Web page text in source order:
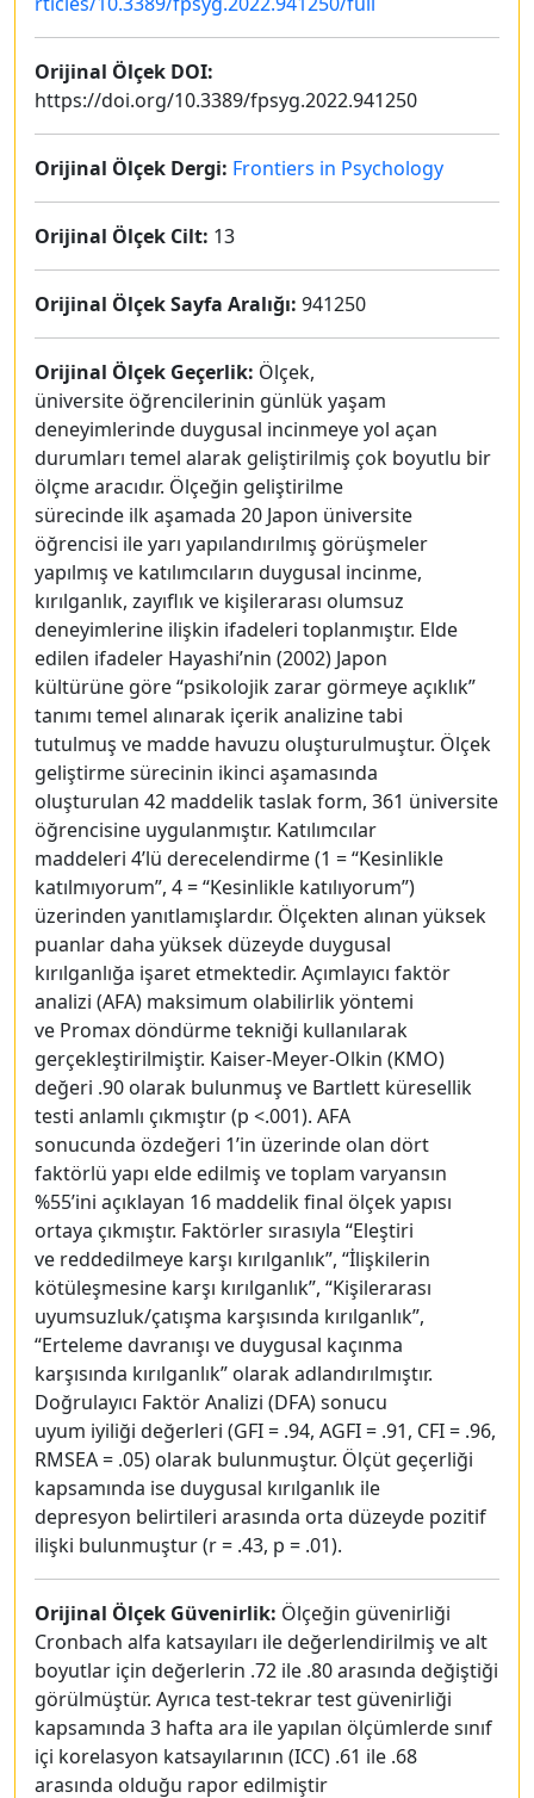
Orijinal Ölçek DOI:
https://doi.org/10.3389/fpsyg.2022.941250
Orijinal Ölçek Dergi: Frontiers in Psychology
Orijinal Ölçek Cilt: 13
Orijinal Ölçek Sayfa Aralığı: 941250
Orijinal Ölçek Geçerlik: Ölçek,
üniversite öğrencilerinin günlük yaşam
deneyimlerinde duygusal incinmeye yol açan
durumları temel alarak geliştirilmiş çok boyutlu bir
ölçme aracıdır. Ölçeğin geliştirilme
sürecinde ilk aşamada 20 Japon üniversite
öğrencisi ile yarı yapılandırılmış görüşmeler
yapılmış ve katılımcıların duygusal incinme,
kırılganlık, zayıflık ve kişilerarası olumsuz
deneyimlerine ilişkin ifadeleri toplanmıştır. Elde
edilen ifadeler Hayashi’nin (2002) Japon
kültürüne göre “psikolojik zarar görmeye açıklık”
tanımı temel alınarak içerik analizine tabi
tutulmuş ve madde havuzu oluşturulmuştur. Ölçek
geliştirme sürecinin ikinci aşamasında
oluşturulan 42 maddelik taslak form, 361 üniversite
öğrencisine uygulanmıştır. Katılımcılar
maddeleri 4’lü derecelendirme (1 = “Kesinlikle
katılmıyorum”, 4 = “Kesinlikle katılıyorum”)
üzerinden yanıtlamışlardır. Ölçekten alınan yüksek
puanlar daha yüksek düzeyde duygusal
kırılganlığa işaret etmektedir. Açımlayıcı faktör
analizi (AFA) maksimum olabilirlik yöntemi
ve Promax döndürme tekniği kullanılarak
gerçekleştirilmiştir. Kaiser-Meyer-Olkin (KMO)
değeri .90 olarak bulunmuş ve Bartlett küresellik
testi anlamlı çıkmıştır (p <.001). AFA
sonucunda özdeğeri 1’in üzerinde olan dört
faktörlü yapı elde edilmiş ve toplam varyansın
%55’ini açıklayan 16 maddelik final ölçek yapısı
ortaya çıkmıştır. Faktörler sırasıyla “Eleştiri
ve reddedilmeye karşı kırılganlık”, “İlişkilerin
kötüleşmesine karşı kırılganlık”, “Kişilerarası
uyumsuzluk/çatışma karşısında kırılganlık”,
“Erteleme davranışı ve duygusal kaçınma
karşısında kırılganlık” olarak adlandırılmıştır.
Doğrulayıcı Faktör Analizi (DFA) sonucu
uyum iyiliği değerleri (GFI = .94, AGFI = .91, CFI = .96,
RMSEA = .05) olarak bulunmuştur. Ölçüt geçerliği
kapsamında ise duygusal kırılganlık ile
depresyon belirtileri arasında orta düzeyde pozitif
ilişki bulunmuştur (r = .43, p = .01).
Orijinal Ölçek Güvenirlik: Ölçeğin güvenirliği
Cronbach alfa katsayıları ile değerlendirilmiş ve alt
boyutlar için değerlerin .72 ile .80 arasında değiştiği
görülmüştür. Ayrıca test-tekrar test güvenirliği
kapsamında 3 hafta ara ile yapılan ölçümlerde sınıf
içi korelasyon katsayılarının (ICC) .61 ile .68
arasında olduğu rapor edilmiştir